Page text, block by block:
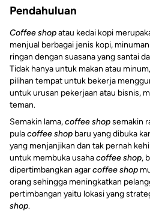
Pendahuluan
Coffee shopatau kedai kopi
menjual berbagai jenis kopi,
ringan dengan suasana yang santai
Tidak hanya untuk makan atau minum,
pilihan tempat untuk bekerja
untuk urusan pekerjaan atau bisnis,
teman.
Semakin lama,coffee shopsemakin
pulacoffee shop baru yang dibuka
yang menjanjikan dan tak pernah
untuk membuka usahacoffee shop,
dipertimbangkan agarcoffee shop
orang sehingga meningkatkan
pertimbangan yaitu lokasi yang
shop.